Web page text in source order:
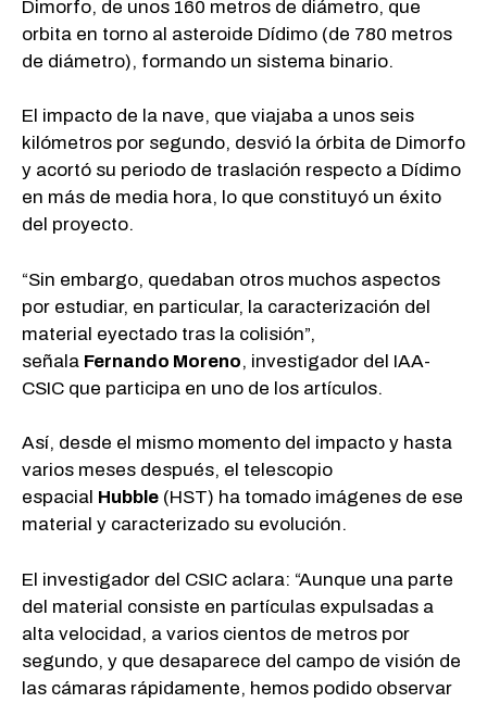
Dimorfo, de unos 160 metros de diámetro, que
orbita en torno al asteroide Dídimo (de 780 metros
de diámetro), formando un sistema binario.
El impacto de la nave, que viajaba a unos seis
kilómetros por segundo, desvió la órbita de Dimorfo
y acortó su periodo de traslación respecto a Dídimo
en más de media hora, lo que constituyó un éxito
del proyecto.
“Sin embargo, quedaban otros muchos aspectos
por estudiar, en particular, la caracterización del
material eyectado tras la colisión”,
señala Fernando Moreno, investigador del IAA-
CSIC que participa en uno de los artículos.
Así, desde el mismo momento del impacto y hasta
varios meses después, el telescopio
espacial Hubble (HST) ha tomado imágenes de ese
material y caracterizado su evolución.
El investigador del CSIC aclara: “Aunque una parte
del material consiste en partículas expulsadas a
alta velocidad, a varios cientos de metros por
segundo, y que desaparece del campo de visión de
las cámaras rápidamente, hemos podido observar